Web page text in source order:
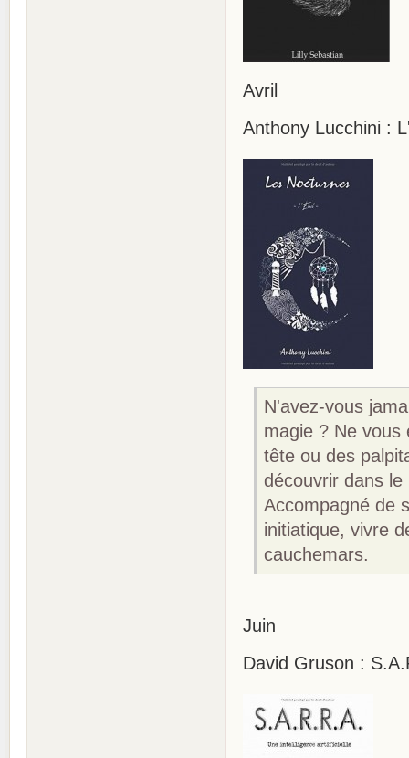
Avril
Anthony Lucchini :
N'avez-vous
magie ? Ne vous
tête ou des
découvrir dans
Accompagné de
initiatique, vivre
cauchemars.
Juin
David Gruson :